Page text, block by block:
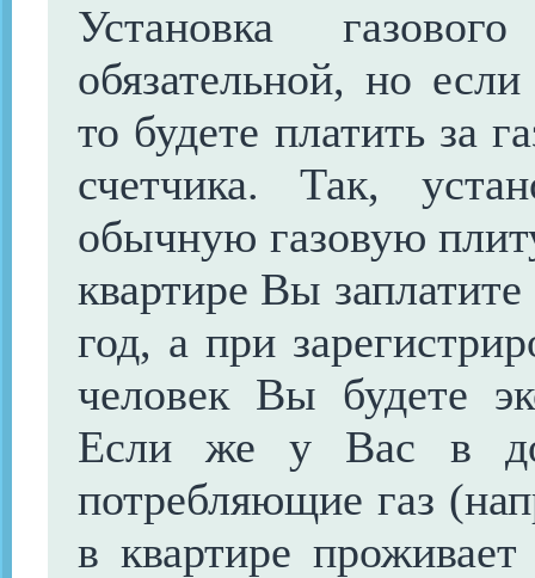
Установка
обязательной, но
то будете платить за
счетчика. Так,
обычную газовую
квартире Вы
год, а при
человек Вы будете
Если же у Вас в
потребляющие газ
в квартире